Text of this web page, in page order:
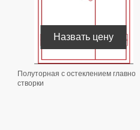
Полуторная с остеклением главной
створки
Назвать цену